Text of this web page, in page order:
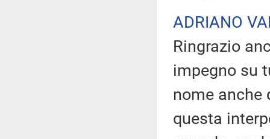
ADRIANO
Ringrazio
impegno su
nome
questa